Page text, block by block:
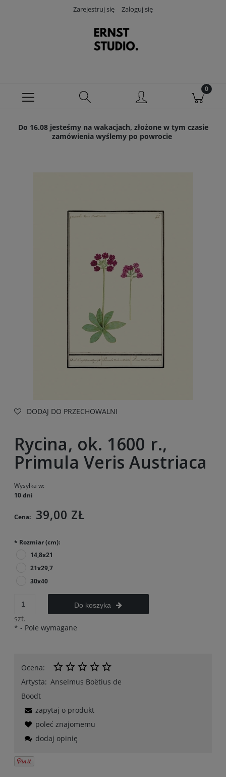
Zarejestruj się Zaloguj się
Do 16.08 jesteśmy na wakacjach, złożone w tym czasie
zamówienia wyślemy po powrocie
DODAJ DO PRZECHOWALNI
Rycina, ok. 1600 r.,
Primula Veris Austriaca
Wysyłka w:
10 dni
Cena: 39,00 ZŁ
* Rozmiar (cm):
14,8x21
21x29,7
30x40
szt.
Do koszyka
* - Pole wymagane
Ocena:
Artysta: Anselmus Boëtius de
Boodt
zapytaj o produkt
poleć znajomemu
dodaj opinię